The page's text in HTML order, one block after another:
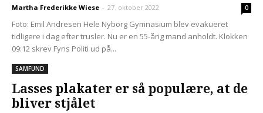
Martha Frederikke Wiese - 27. oktober 2022 0
Foto: Emil Andresen Hele Nyborg Gymnasium blev evakueret
tidligere i dag efter trusler. Nu er en 55-årig mand anholdt. Klokken
09:12 skrev Fyns Politi ud på...
SAMFUND
Lasses plakater er så populære, at de
bliver stjålet